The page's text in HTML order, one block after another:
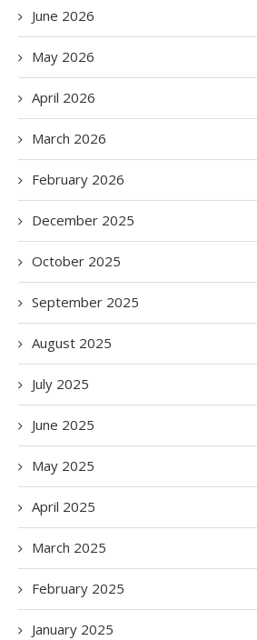
June 2026
May 2026
April 2026
March 2026
February 2026
December 2025
October 2025
September 2025
August 2025
July 2025
June 2025
May 2025
April 2025
March 2025
February 2025
January 2025